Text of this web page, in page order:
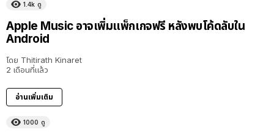
1.4k ดู
Apple Music อาจเพิ่มแพ็กเกจฟรี หลังพบโค้ดลับใน
Android
โดย Thitirath Kinaret
2 เดือนที่แล้ว
อ่านเพิ่มเติม
1000 ดู